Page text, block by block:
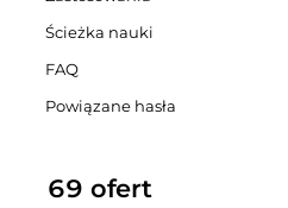
Ścieżka nauki
FAQ
Powiązane hasła
69 ofert